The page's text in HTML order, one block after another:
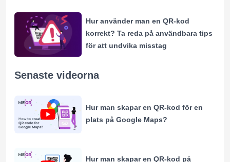
Hur använder man en QR-kod
korrekt? Ta reda på användbara tips
för att undvika misstag
Senaste videorna
Hur man skapar en QR-kod för en
plats på Google Maps?
Hur man skapar en QR-kod på